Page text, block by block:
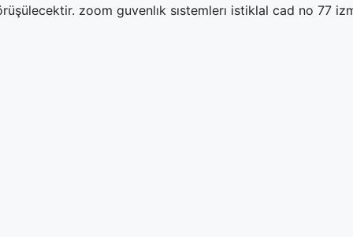
zoom guvenlık sıstemlerı istiklal cad no 77